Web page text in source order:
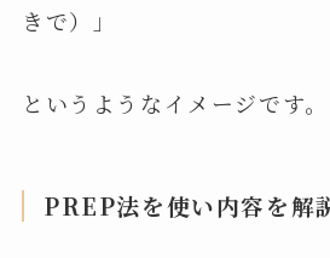
きで）」
というようなイメージです。
PREP法を使い内容を解